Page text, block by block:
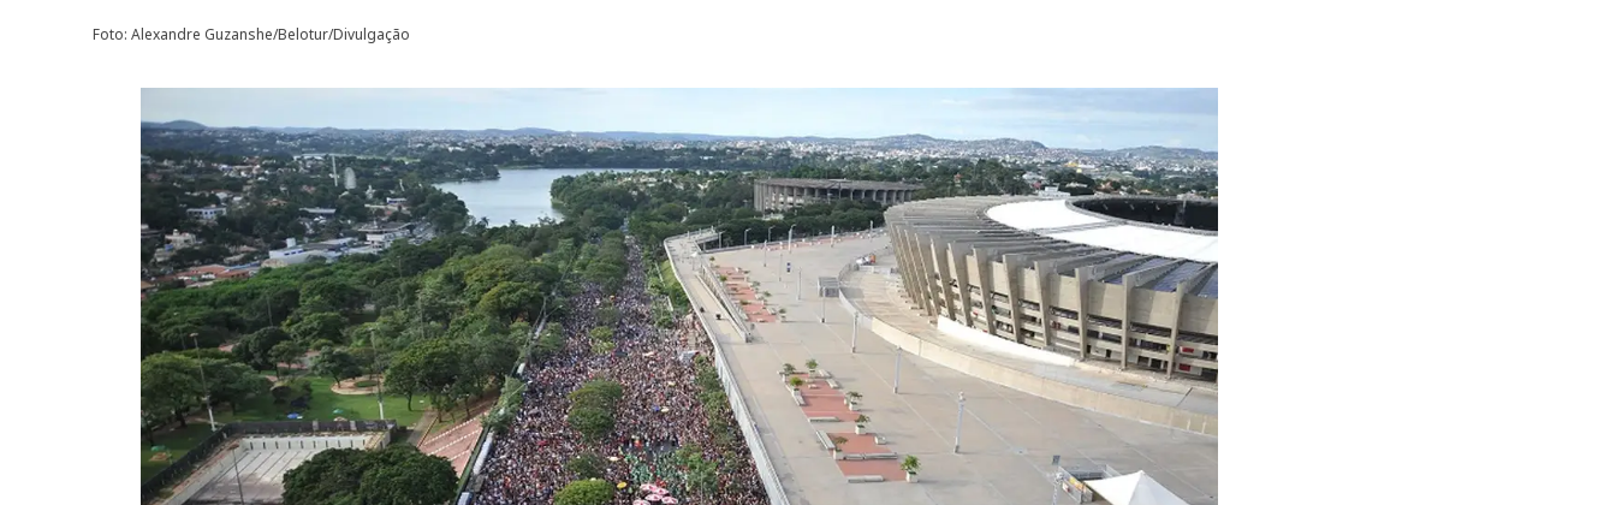
Foto: Alexandre Guzanshe/Belotur/Divulgação